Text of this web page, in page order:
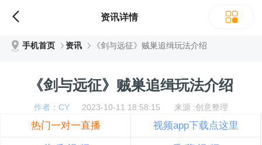
资讯详情
手机首页 资讯 《剑与远征》贼巣追缉玩法介绍
《剑与远征》贼巣追缉玩法介绍
作者：CY 2023-10-11 18:58:15 来源 :创意整理
热门一对一直播 视频app下载点这里